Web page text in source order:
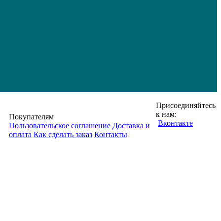
Покупателям
Пользовательское соглашение Доставка и
оплата Как сделать заказ Контакты
Присоединяйтесь
к нам:
Вконтакте